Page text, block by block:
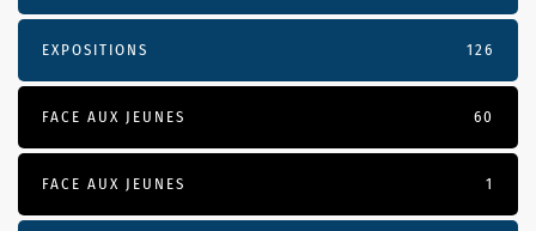
EXPOSITIONS 126
FACE AUX JEUNES 60
FACE AUX JEUNES 1